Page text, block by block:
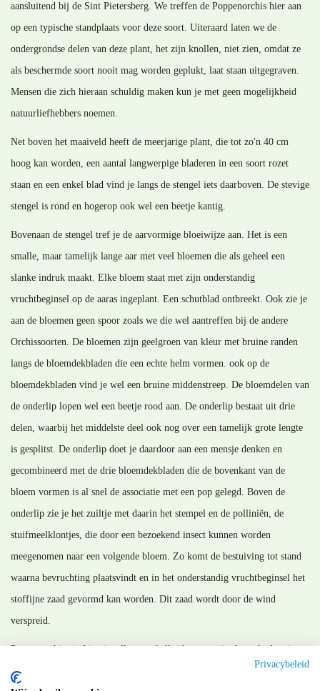
aansluitend bij de Sint Pietersberg. We treffen de Poppenorchis hier aan
op een typische standplaats voor deze soort. Uiteraard laten we de
ondergrondse delen van deze plant, het zijn knollen, niet zien, omdat ze
als beschermde soort nooit mag worden geplukt, laat staan uitgegraven.
Mensen die zich hieraan schuldig maken kun je met geen mogelijkheid
natuurliefhebbers noemen.
Net boven het maaiveld heeft de meerjarige plant, die tot zo'n 40 cm
hoog kan worden, een aantal langwerpige bladeren in een soort rozet
staan en een enkel blad vind je langs de stengel iets daarboven. De stevige
stengel is rond en hogerop ook wel een beetje kantig.
Bovenaan de stengel tref je de aarvormige bloeiwijze aan. Het is een
smalle, maar tamelijk lange aar met veel bloemen die als geheel een
slanke indruk maakt. Elke bloem staat met zijn onderstandig
vruchtbeginsel op de aaras ingeplant. Een schutblad ontbreekt. Ook zie je
aan de bloemen geen spoor zoals we die wel aantreffen bij de andere
Orchissoorten. De bloemen zijn geelgroen van kleur met bruine randen
langs de bloemdekbladen die een echte helm vormen. ook op de
bloemdekbladen vind je wel een bruine middenstreep. De bloemdelen van
de onderlip lopen wel een beetje rood aan. De onderlip bestaat uit drie
delen, waarbij het middelste deel ook nog over een tamelijk grote lengte
is gesplitst. De onderlip doet je daardoor aan een mensje denken en
gecombineerd met de drie bloemdekbladen die de bovenkant van de
bloem vormen is al snel de associatie met een pop gelegd. Boven de
onderlip zie je het zuiltje met daarin het stempel en de polliniën, de
stuifmeelklontjes, die door een bezoekend insect kunnen worden
meegenomen naar een volgende bloem. Zo komt de bestuiving tot stand
waarna bevruchting plaatsvindt en in het onderstandig vruchtbeginsel het
stoffijne zaad gevormd kan worden. Dit zaad wordt door de wind
verspreid.
Poppenorchis vind je niet alleen op kalkrijke en matig droge bodem in
het Mergelland maar ook in de kalkrijke duingraslanden aan de kust.
Privacybeleid